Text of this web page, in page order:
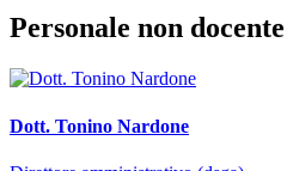
Personale non docente
Dott. Tonino Nardone